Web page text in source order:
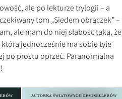
ale po lekturze trylogii – a
tom „Siedem obrączek” –
ale mam do niej słabość taką, że
jednocześnie ma sobie tyle
po prostu oprzeć. Paranormalna